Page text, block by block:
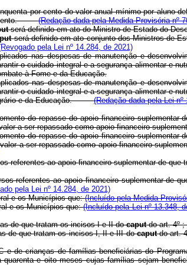
por cento do valor anual mínimo por aluno
(Redação dada pela Medida Provisória nº
será definido em ato do Ministro de Estado do
será definido em ato conjunto dos Ministros
pela Lei nº 14.284, de 2021)
nas despesas de manutenção e
o cuidado integral e a segurança alimentar e
à Fome e da Educação.
nas despesas de manutenção e
o cuidado integral e a segurança alimentar e
Agrário e da Educação.(Redação dada pela Lei
do repasse do apoio financeiro suplementar
valor a ser repassado como apoio financeiro
do repasse do apoio financeiro suplementar
valor a ser repassado como apoio financeiro
referentes ao apoio financeiro suplementar de que
referentes ao apoio financeiro suplementar de
pela Lei nº 14.284, de 2021)
e os Municípios que:(Incluído pela Medida
e os Municípios que:(Incluído pela Lei nº 13.348,
de que tratam os incisos I e II docaputdo art. 4º
de que tratam os incisos I, II e III docaputdo
e de crianças de famílias beneficiárias do
e oito meses cujas famílias sejam